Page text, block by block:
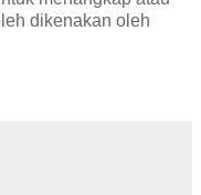
dikenakan oleh